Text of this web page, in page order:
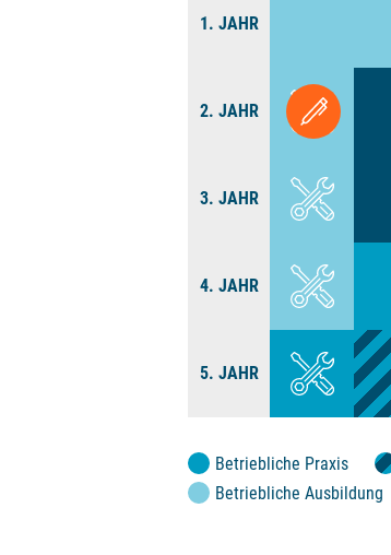
1. JAHR
2. JAHR
3. JAHR
4. JAHR
5. JAHR
Betriebliche Praxis
Betriebliche Ausbildung